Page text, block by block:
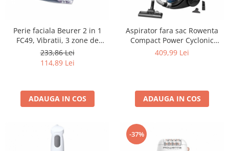
Perie faciala Beurer 2 in 1
FC49, Vibratii, 3 zone de
curatare, Led, 15 trepte de
intensitate, Roz
233,86 Lei
114,89 Lei
ADAUGA IN COS
Aspirator fara sac Rowenta
Compact Power Cyclonic
RO3731EA, 750 W, recipient
operare 8.8m, negru/albastru
409,99 Lei
ADAUGA IN COS
-37%